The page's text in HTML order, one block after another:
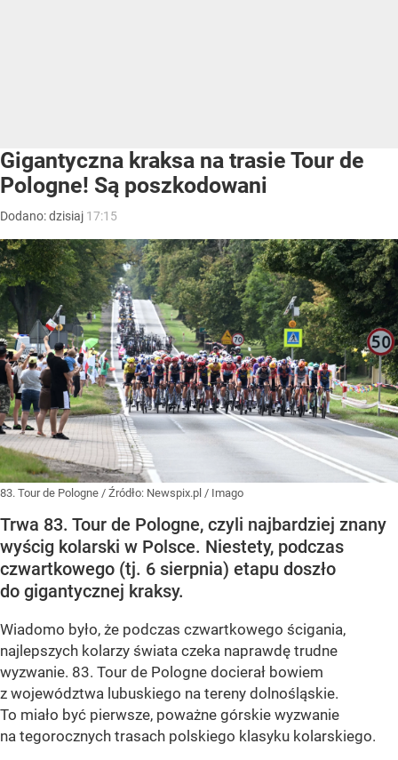
Gigantyczna kraksa na trasie Tour de
Pologne! Są poszkodowani
Dodano:dzisiaj 17:15
83. Tour de Pologne / Źródło: Newspix.pl / Imago
Trwa 83. Tour de Pologne, czyli najbardziej znany
wyścig kolarski w Polsce. Niestety, podczas
czwartkowego (tj. 6 sierpnia) etapu doszło
do gigantycznej kraksy.
Wiadomo było, że podczas czwartkowego ścigania,
najlepszych kolarzy świata czeka naprawdę trudne
wyzwanie. 83. Tour de Pologne docierał bowiem
z województwa lubuskiego na tereny dolnośląskie.
To miało być pierwsze, poważne górskie wyzwanie
na tegorocznych trasach polskiego klasyku kolarskiego.